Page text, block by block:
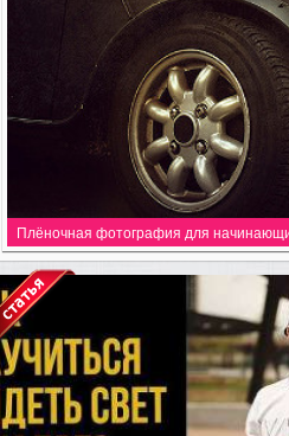
Плёночная фотография для